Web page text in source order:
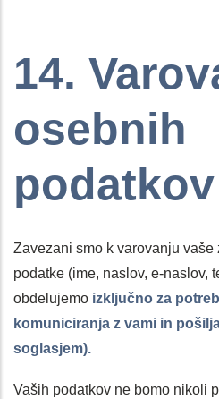
14.
osebnih
podatkov
Zavezani smo k varovanju
podatke (ime, naslov, e-naslov,
obdelujemo izključno za
komuniciranja z vami in
soglasjem).
Vaših podatkov ne bomo nikoli